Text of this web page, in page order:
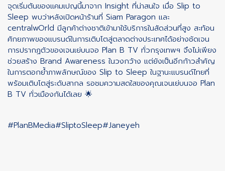
จุดเริ่มต้นของแคมเปญนี้มาจาก Insight ที่น่าสนใจ เมื่อ Slip to
Sleep พบว่าหลังเปิดหน้าร้านที่ Siam Paragon และ
centralwOrld มีลูกค้าต่างชาติเข้ามาใช้บริการในสัดส่วนที่สูง สะท้อน
ศักยภาพของแบรนด์ในการเติบโตสู่ตลาดต่างประเทศได้อย่างชัดเจน
การปรากฏตัวของเจนเย่บนจอ Plan B TV ทั่วกรุงเทพฯ จึงไม่เพียง
ช่วยสร้าง Brand Awareness ในวงกว้าง แต่ยังเป็นอีกก้าวสำคัญ
ในการตอกย้ำภาพลักษณ์ของ Slip to Sleep ในฐานะแบรนด์ไทยที่
พร้อมเติบโตสู่ระดับสากล รอชมความสดใสของคุณเจนเย่บนจอ Plan
B TV ทั่วเมืองกันได้เลย 🌟
#PlanBMedia#SliptoSleep#Janeyeh